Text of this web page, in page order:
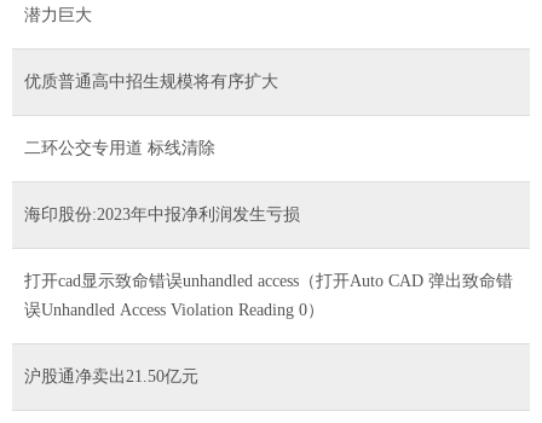
潜力巨大
优质普通高中招生规模将有序扩大
二环公交专用道 标线清除
海印股份:2023年中报净利润发生亏损
打开cad显示致命错误unhandled access（打开Auto CAD 弹出致命错
误Unhandled Access Violation Reading 0）
沪股通净卖出21.50亿元